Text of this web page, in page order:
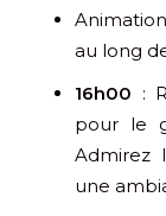
au long
16h00 :
pour le
Admirez
une